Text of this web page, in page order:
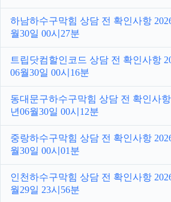
하남하수구막힘 상담 전 확인사항
월30일 00시27분
트립닷컴할인코드 상담 전 확인사항
06월30일 00시16분
동대문구하수구막힘 상담 전 확인사
년06월30일 00시12분
중랑하수구막힘 상담 전 확인사항
월30일 00시01분
인천하수구막힘 상담 전 확인사항
월29일 23시56분